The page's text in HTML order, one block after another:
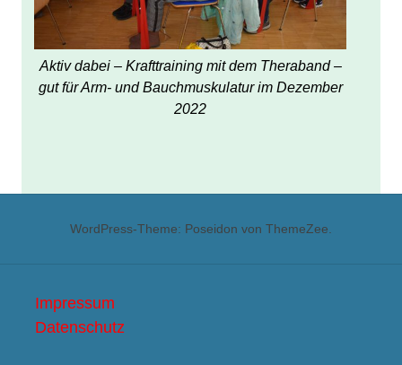
Aktiv dabei – Krafttraining mit dem Theraband –
gut für Arm- und Bauchmuskulatur im Dezember
2022
WordPress-Theme: Poseidon von ThemeZee.
Impressum
Datenschutz